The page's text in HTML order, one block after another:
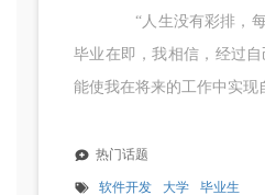
“人生没有彩排，每
毕业在即，我相信，经过
能使我在将来的工作中实现
热门话题
软件开发 大学 毕业生